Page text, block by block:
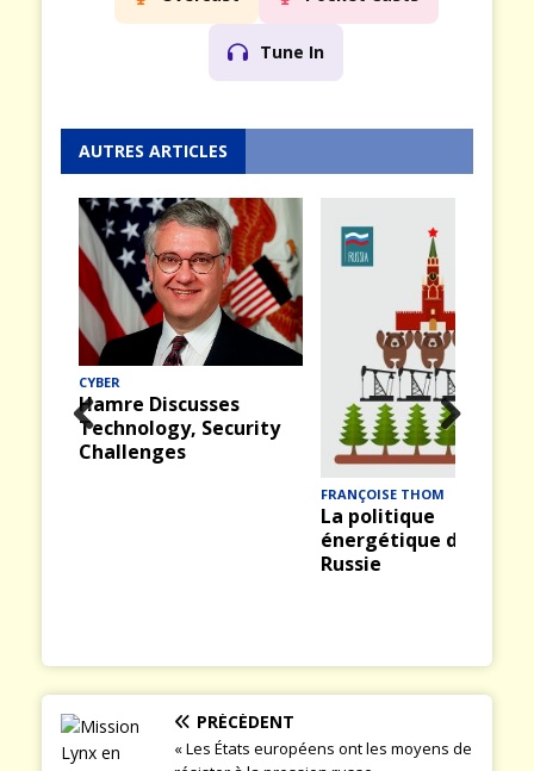
Tune In
AUTRES ARTICLES
Midway (12) : La
bataille du 4 juin 1942
Prev
Nex
PRÉCÉDENT
« Les États européens ont les moyens de